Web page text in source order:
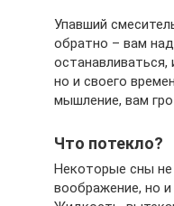
Упавший
обратно – вам
останавливаться,
но и своего
мышление, вам
Что потекло?
Некоторые сны
воображение, но